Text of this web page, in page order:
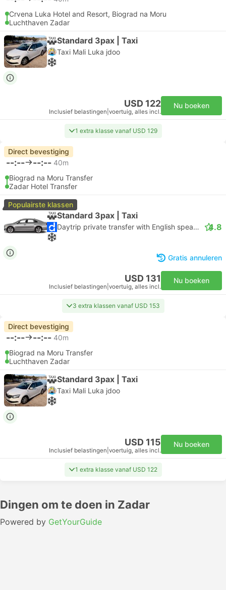
Crvena Luka Hotel and Resort, Biograd na Moru
Luchthaven Zadar
Standard 3pax | Taxi
Taxi Mali Luka jdoo
USD 122
Inclusief belastingen voertuig, alles incl.
Nu boeken
1 extra klasse vanaf USD 129
Direct bevestiging
--:-- --:-- 40m
Biograd na Moru Transfer
Zadar Hotel Transfer
Populairste klassen
Standard 3pax | Taxi
Daytrip private transfer with English speaking driver 4.8
Gratis annuleren
USD 131
Inclusief belastingen voertuig, alles incl.
Nu boeken
3 extra klassen vanaf USD 153
Direct bevestiging
--:-- --:-- 40m
Biograd na Moru Transfer
Luchthaven Zadar
Standard 3pax | Taxi
Taxi Mali Luka jdoo
USD 115
Inclusief belastingen voertuig, alles incl.
Nu boeken
1 extra klasse vanaf USD 122
Dingen om te doen in Zadar
Powered by GetYourGuide